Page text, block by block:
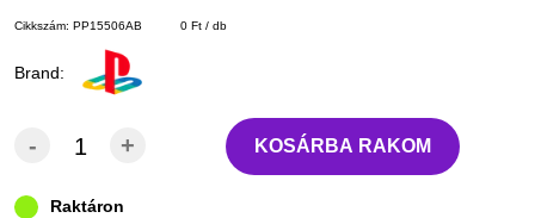
Cikkszám: PP15506AB 0 Ft / db
Brand:
- + KOSÁRBA RAKOM
Raktáron